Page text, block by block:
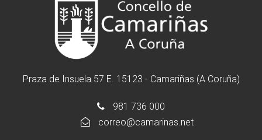
Praza de Insuela 57 E. 15123 - Camariñas (A Coruña)
981 736 000
correo@camarinas.net